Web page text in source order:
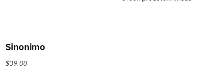
Sinonimo
$39.00